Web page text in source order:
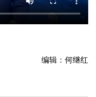
编辑：何继红